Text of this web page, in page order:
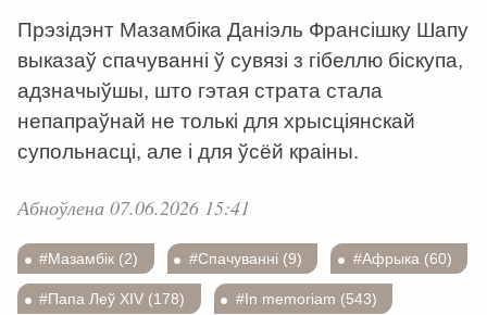
Прэзідэнт Мазамбіка Даніэль Франсішку Шапу
выказаў спачуванні ў сувязі з гібеллю біскупа,
адзначыўшы, што гэтая страта стала
непапраўнай не толькі для хрысціянскай
супольнасці, але і для ўсёй краіны.
Абноўлена 07.06.2026 15:41
#Мазамбік (2) #Спачуванні (9) #Афрыка (60)
#Папа Леў XIV (178) #In memoriam (543)